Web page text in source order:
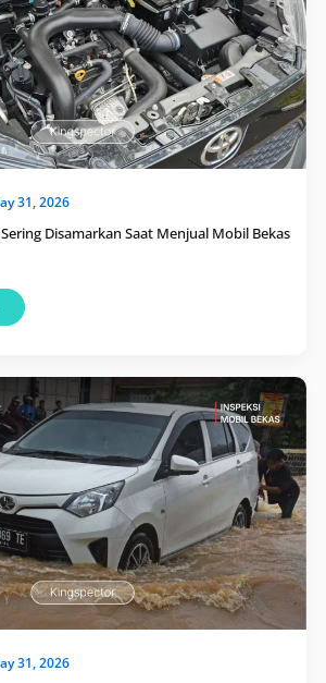
31, 2026
Disamarkan Saat Menjual Mobil Bekas
31, 2026